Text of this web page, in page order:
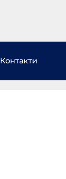
Контакти